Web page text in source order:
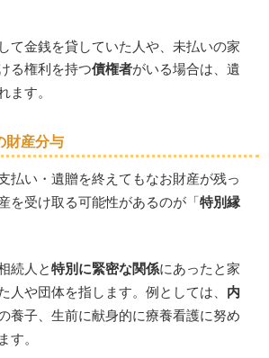
て金銭を貸していた人や、未払いの家
る権利を持つ債権者がいる場合は、遺
ます。
財産分与
払い・遺贈を終えてもなお財産が残っ
を受け取る可能性があるのが「特別縁
続人と特別に緊密な関係にあったと家
人や団体を指します。例としては、 内
養子、生前に献身的に療養看護に努め
。